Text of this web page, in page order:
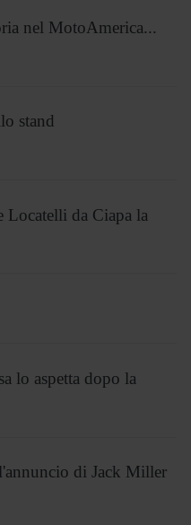
nel MotoAmerica...
stand
da Ciapa la
lo aspetta dopo la
di Jack Miller